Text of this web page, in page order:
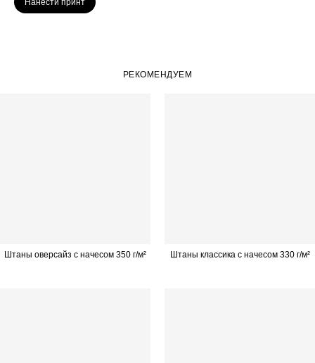
Нанести принт
РЕКОМЕНДУЕМ
Штаны оверсайз с начесом 350 г/м² Штаны классика с начесом 330 г/м²